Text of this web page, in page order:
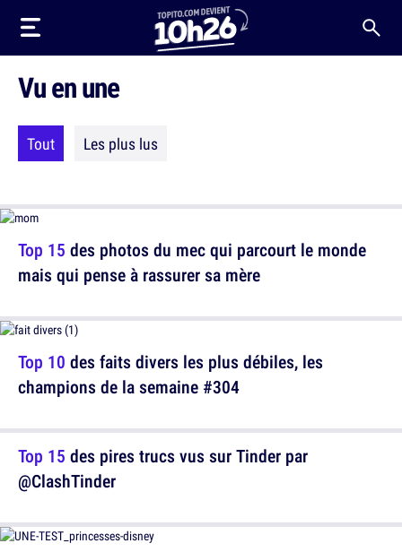
Vu en une
Tout Les plus lus
Top 15 des photos du mec qui parcourt le monde
mais qui pense à rassurer sa mère
Top 15 des pires trucs vus sur Tinder par
@ClashTinder
Top 10 des faits divers les plus débiles, les
champions de la semaine #304